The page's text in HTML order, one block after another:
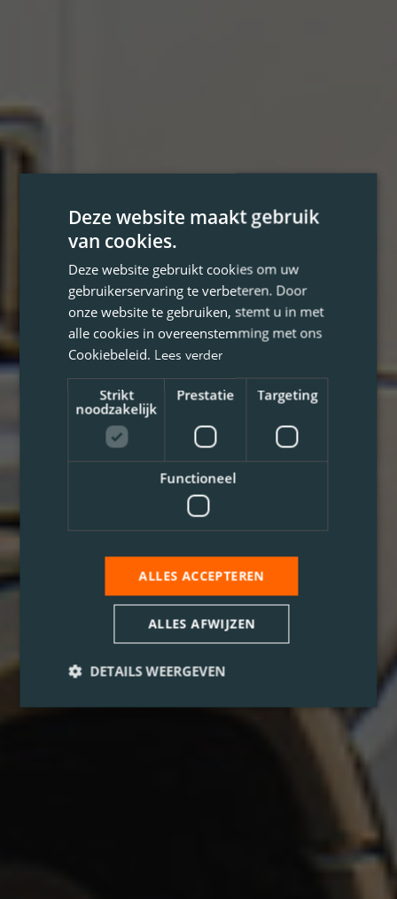
Deze website maakt gebruik
van cookies.
Deze website gebruikt cookies om uw
gebruikerservaring te verbeteren. Door
onze website te gebruiken, stemt u in met
alle cookies in overeenstemming met ons
Cookiebeleid. Lees verder
Strikt
noodzakelijk
Prestatie Targeting
Functioneel
ALLES ACCEPTEREN
ALLES AFWIJZEN
DETAILS WEERGEVEN